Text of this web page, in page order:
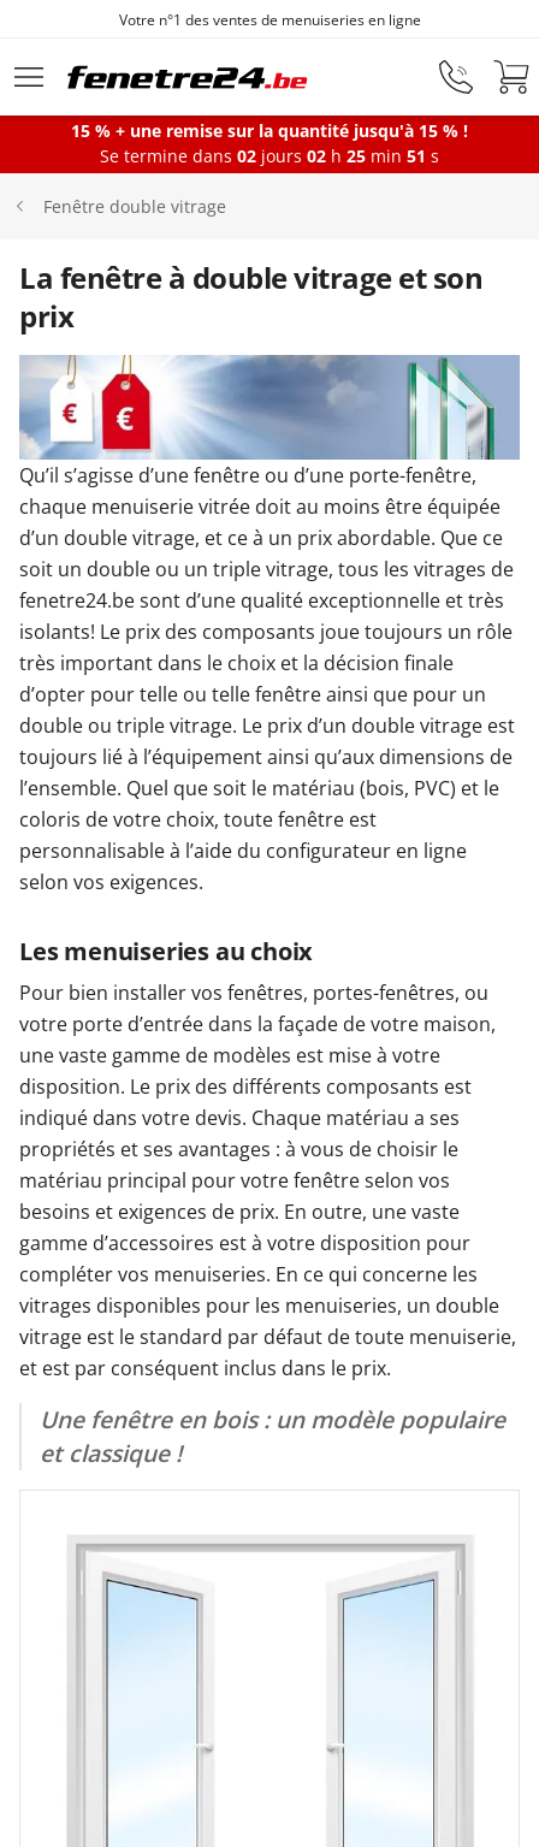
Aller au contenu principal
Votre n°1 des ventes de menuiseries en ligne
Fenêtres
Portes-fenêtres
Portes d'entrée
Protections solaires
Garages & Carports
Clôtures et portails
M'identifier
Conseils gratuits
15 % + une remise sur la quantité jusqu'à 15 % !
Se termine dans 02 jours 02 h 25 min 51 s
Fenêtre double vitrage
La fenêtre à double vitrage et son
prix
Qu’il s’agisse d’une fenêtre ou d’une porte-fenêtre,
chaque menuiserie vitrée doit au moins être équipée
d’un double vitrage, et ce à un prix abordable. Que ce
soit un double ou un triple vitrage, tous les vitrages de
fenetre24.be sont d’une qualité exceptionnelle et très
isolants! Le prix des composants joue toujours un rôle
très important dans le choix et la décision finale
d’opter pour telle ou telle fenêtre ainsi que pour un
double ou triple vitrage. Le prix d’un double vitrage est
toujours lié à l’équipement ainsi qu’aux dimensions de
l’ensemble. Quel que soit le matériau (bois, PVC) et le
coloris de votre choix, toute fenêtre est
personnalisable à l’aide du configurateur en ligne
selon vos exigences.
Les menuiseries au choix
Pour bien installer vos fenêtres, portes-fenêtres, ou
votre porte d’entrée dans la façade de votre maison,
une vaste gamme de modèles est mise à votre
disposition. Le prix des différents composants est
indiqué dans votre devis. Chaque matériau a ses
propriétés et ses avantages : à vous de choisir le
matériau principal pour votre fenêtre selon vos
besoins et exigences de prix. En outre, une vaste
gamme d’accessoires est à votre disposition pour
compléter vos menuiseries. En ce qui concerne les
vitrages disponibles pour les menuiseries, un double
vitrage est le standard par défaut de toute menuiserie,
et est par conséquent inclus dans le prix.
Une fenêtre en bois : un modèle populaire
et classique !